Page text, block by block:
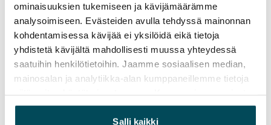
ominaisuuksien tukemiseen ja kävijämäärämme
analysoimiseen. Evästeiden avulla tehdyssä mainonnan
kohdentamisessa kävijää ei yksilöidä eikä tietoja
yhdistetä kävijältä mahdollisesti muussa yhteydessä
saatuihin henkilötietoihin. Jaamme sosiaalisen median,
mainosalan ja analytiikka-alan kumppaneillemme tietoja
yhdistää näitä tietoja muihin tietoihin, joita olet antanut
heille tai joita on kerätty, kun olet käyttänyt heidän
Salli kaikki